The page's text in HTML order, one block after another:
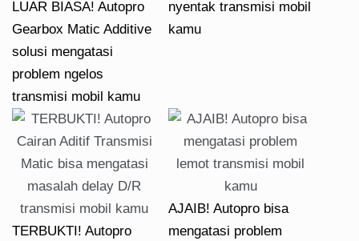
LUAR BIASA! Autopro
Gearbox Matic Additive
solusi mengatasi
problem ngelos
transmisi mobil kamu
nyentak transmisi mobil
kamu
TERBUKTI! Autopro
AJAIB! Autopro bisa
mengatasi problem